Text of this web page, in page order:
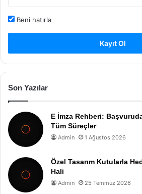
Beni hatırla
Kayıt Ol
Son Yazılar
E İmza Rehberi:
Tüm Süreçler
Admin 1 Ağustos 2026
Özel Tasarım Kutularla
Hali
Admin 25 Temmuz 2026